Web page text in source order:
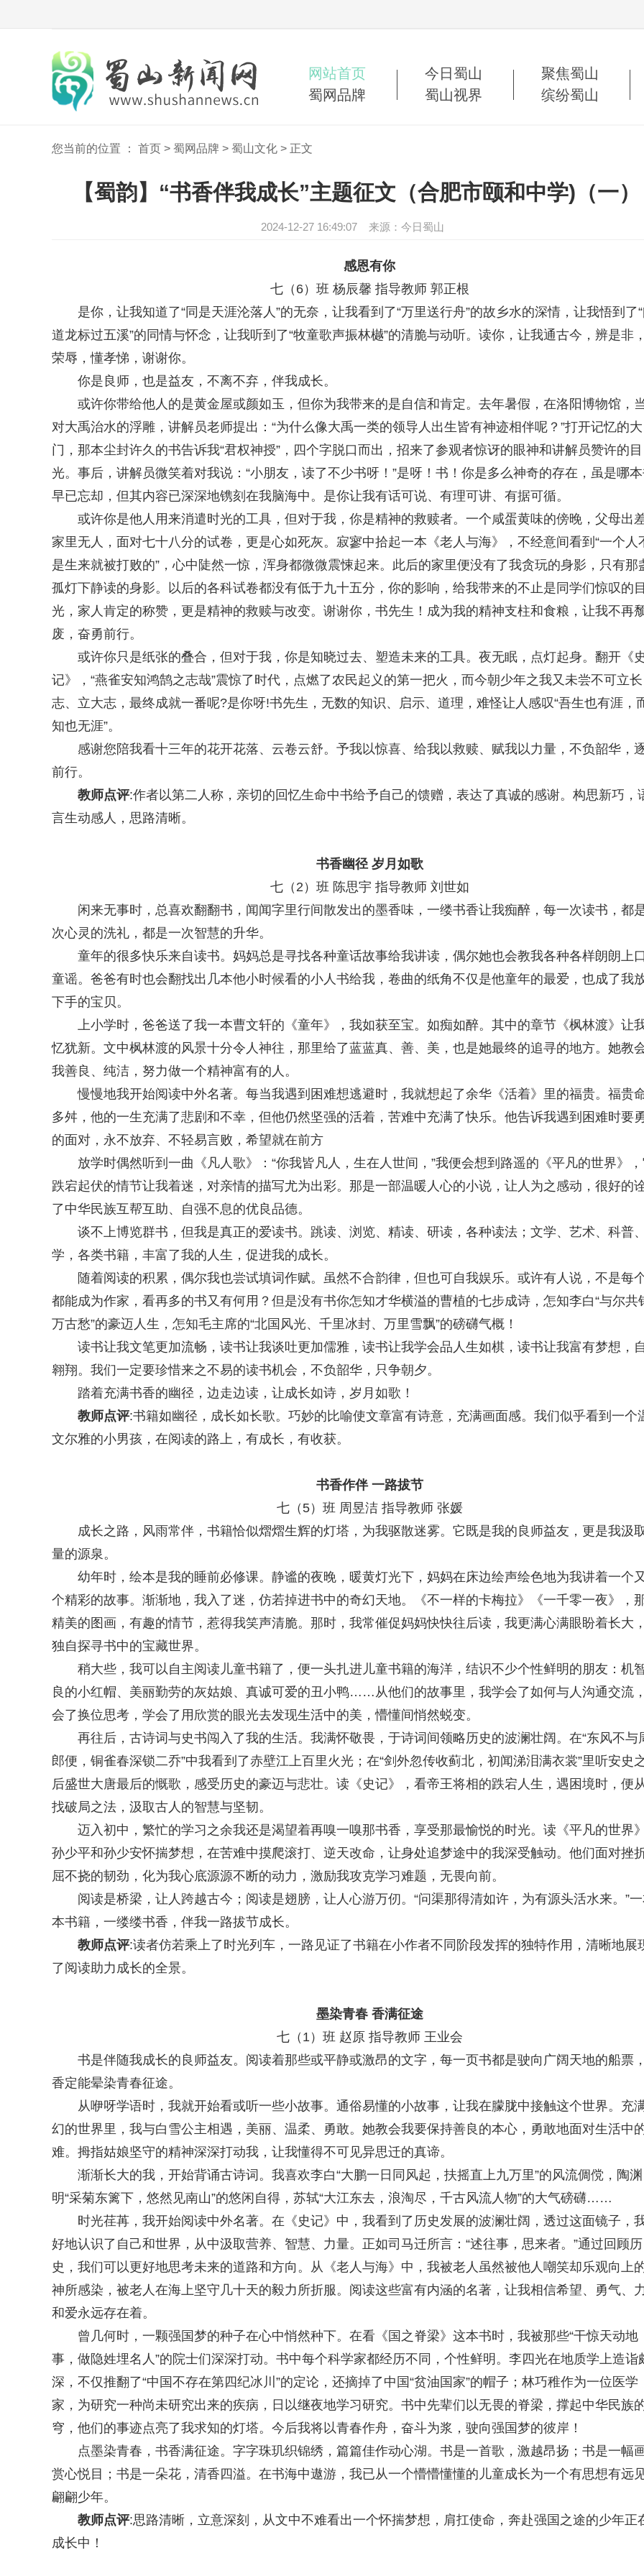
网站首页 今日蜀山 聚焦蜀山
蜀网品牌
蜀山视界 缤纷蜀山
您当前的位置 ： 首页 > 蜀网品牌 > 蜀山文化 > 正文
【蜀韵】“书香伴我成长”主题征文（合肥市颐和中学)（一）
2024-12-27 16:49:07 来源：今日蜀山
感恩有你
七（6）班 杨辰馨 指导教师 郭正根
是你，让我知道了“同是天涯沦落人”的无奈，让我看到了“万里送行舟”的故乡水的深情，让我悟到了“
道龙标过五溪”的同情与怀念，让我听到了“牧童歌声振林樾”的清脆与动听。读你，让我通古今，辨是非
荣辱，懂孝悌，谢谢你。
你是良师，也是益友，不离不弃，伴我成长。
或许你带给他人的是黄金屋或颜如玉，但你为我带来的是自信和肯定。去年暑假，在洛阳博物馆，
对大禹治水的浮雕，讲解员老师提出：“为什么像大禹一类的领导人出生皆有神迹相伴呢？”打开记忆的大
门，那本尘封许久的书告诉我“君权神授”，四个字脱口而出，招来了参观者惊讶的眼神和讲解员赞许的目
光。事后，讲解员微笑着对我说：“小朋友，读了不少书呀！”是呀！书！你是多么神奇的存在，虽是哪
早已忘却，但其内容已深深地镌刻在我脑海中。是你让我有话可说、有理可讲、有据可循。
或许你是他人用来消遣时光的工具，但对于我，你是精神的救赎者。一个咸蛋黄味的傍晚，父母出差
家里无人，面对七十八分的试卷，更是心如死灰。寂寥中拾起一本《老人与海》，不经意间看到“一个人
是生来就被打败的”，心中陡然一惊，浑身都微微震悚起来。此后的家里便没有了我贪玩的身影，只有那
孤灯下静读的身影。以后的各科试卷都没有低于九十五分，你的影响，给我带来的不止是同学们惊叹的目
光，家人肯定的称赞，更是精神的救赎与改变。谢谢你，书先生！成为我的精神支柱和食粮，让我不再
废，奋勇前行。
或许你只是纸张的叠合，但对于我，你是知晓过去、塑造未来的工具。夜无眠，点灯起身。翻开《史
记》，“燕雀安知鸿鹄之志哉”震惊了时代，点燃了农民起义的第一把火，而今朝少年之我又未尝不可立长
志、立大志，最终成就一番呢?是你呀!书先生，无数的知识、启示、道理，难怪让人感叹“吾生也有涯，
知也无涯”。
感谢您陪我看十三年的花开花落、云卷云舒。予我以惊喜、给我以救赎、赋我以力量，不负韶华，
前行。
教师点评:作者以第二人称，亲切的回忆生命中书给予自己的馈赠，表达了真诚的感谢。构思新巧，
言生动感人，思路清晰。
书香幽径 岁月如歌
七（2）班 陈思宇 指导教师 刘世如
闲来无事时，总喜欢翻翻书，闻闻字里行间散发出的墨香味，一缕书香让我痴醉，每一次读书，都
次心灵的洗礼，都是一次智慧的升华。
童年的很多快乐来自读书。妈妈总是寻找各种童话故事给我讲读，偶尔她也会教我各种各样朗朗上
童谣。爸爸有时也会翻找出几本他小时候看的小人书给我，卷曲的纸角不仅是他童年的最爱，也成了我
下手的宝贝。
上小学时，爸爸送了我一本曹文轩的《童年》，我如获至宝。如痴如醉。其中的章节《枫林渡》让
忆犹新。文中枫林渡的风景十分令人神往，那里给了蓝蓝真、善、美，也是她最终的追寻的地方。她教
我善良、纯洁，努力做一个精神富有的人。
慢慢地我开始阅读中外名著。每当我遇到困难想逃避时，我就想起了余华《活着》里的福贵。福贵
多舛，他的一生充满了悲剧和不幸，但他仍然坚强的活着，苦难中充满了快乐。他告诉我遇到困难时要
的面对，永不放弃、不轻易言败，希望就在前方
放学时偶然听到一曲《凡人歌》：“你我皆凡人，生在人世间，”我便会想到路遥的《平凡的世界》，
跌宕起伏的情节让我着迷，对亲情的描写尤为出彩。那是一部温暖人心的小说，让人为之感动，很好的
了中华民族互帮互助、自强不息的优良品德。
谈不上博览群书，但我是真正的爱读书。跳读、浏览、精读、研读，各种读法；文学、艺术、科普
学，各类书籍，丰富了我的人生，促进我的成长。
随着阅读的积累，偶尔我也尝试填词作赋。虽然不合韵律，但也可自我娱乐。或许有人说，不是每
都能成为作家，看再多的书又有何用？但是没有书你怎知才华横溢的曹植的七步成诗，怎知李白“与尔共
万古愁”的豪迈人生，怎知毛主席的“北国风光、千里冰封、万里雪飘”的磅礴气概！
读书让我文笔更加流畅，读书让我谈吐更加儒雅，读书让我学会品人生如棋，读书让我富有梦想，
翱翔。我们一定要珍惜来之不易的读书机会，不负韶华，只争朝夕。
踏着充满书香的幽径，边走边读，让成长如诗，岁月如歌！
教师点评:书籍如幽径，成长如长歌。巧妙的比喻使文章富有诗意，充满画面感。我们似乎看到一个
文尔雅的小男孩，在阅读的路上，有成长，有收获。
书香作伴 一路拔节
七（5）班 周昱洁 指导教师 张媛
成长之路，风雨常伴，书籍恰似熠熠生辉的灯塔，为我驱散迷雾。它既是我的良师益友，更是我汲
量的源泉。
幼年时，绘本是我的睡前必修课。静谧的夜晚，暖黄灯光下，妈妈在床边绘声绘色地为我讲着一个
个精彩的故事。渐渐地，我入了迷，仿若掉进书中的奇幻天地。《不一样的卡梅拉》《一千零一夜》，
精美的图画，有趣的情节，惹得我笑声清脆。那时，我常催促妈妈快快往后读，我更满心满眼盼着长大
独自探寻书中的宝藏世界。
稍大些，我可以自主阅读儿童书籍了，便一头扎进儿童书籍的海洋，结识不少个性鲜明的朋友：机
良的小红帽、美丽勤劳的灰姑娘、真诚可爱的丑小鸭……从他们的故事里，我学会了如何与人沟通交流
会了换位思考，学会了用欣赏的眼光去发现生活中的美，懵懂间悄然蜕变。
再往后，古诗词与史书闯入了我的生活。我满怀敬畏，于诗词间领略历史的波澜壮阔。在“东风不与
郎便，铜雀春深锁二乔”中我看到了赤壁江上百里火光；在“剑外忽传收蓟北，初闻涕泪满衣裳”里听安史
后盛世大唐最后的慨歌，感受历史的豪迈与悲壮。读《史记》，看帝王将相的跌宕人生，遇困境时，便
找破局之法，汲取古人的智慧与坚韧。
迈入初中，繁忙的学习之余我还是渴望着再嗅一嗅那书香，享受那最愉悦的时光。读《平凡的世界》
孙少平和孙少安怀揣梦想，在苦难中摸爬滚打、逆天改命，让身处追梦途中的我深受触动。他们面对挫
屈不挠的韧劲，化为我心底源源不断的动力，激励我攻克学习难题，无畏向前。
阅读是桥梁，让人跨越古今；阅读是翅膀，让人心游万仞。“问渠那得清如许，为有源头活水来。”
本书籍，一缕缕书香，伴我一路拔节成长。
教师点评:读者仿若乘上了时光列车，一路见证了书籍在小作者不同阶段发挥的独特作用，清晰地展
了阅读助力成长的全景。
墨染青春 香满征途
七（1）班 赵原 指导教师 王业会
书是伴随我成长的良师益友。阅读着那些或平静或激昂的文字，每一页书都是驶向广阔天地的船票
香定能晕染青春征途。
从咿呀学语时，我就开始看或听一些小故事。通俗易懂的小故事，让我在朦胧中接触这个世界。充
幻的世界里，我与白雪公主相遇，美丽、温柔、勇敢。她教会我要保持善良的本心，勇敢地面对生活中
难。拇指姑娘坚守的精神深深打动我，让我懂得不可见异思迁的真谛。
渐渐长大的我，开始背诵古诗词。我喜欢李白“大鹏一日同风起，扶摇直上九万里”的风流倜傥，陶渊
明“采菊东篱下，悠然见南山”的悠闲自得，苏轼“大江东去，浪淘尽，千古风流人物”的大气磅礴……
时光荏苒，我开始阅读中外名著。在《史记》中，我看到了历史发展的波澜壮阔，透过这面镜子，
好地认识了自己和世界，从中汲取营养、智慧、力量。正如司马迁所言：“述往事，思来者。”通过回顾历
史，我们可以更好地思考未来的道路和方向。从《老人与海》中，我被老人虽然被他人嘲笑却乐观向上
神所感染，被老人在海上坚守几十天的毅力所折服。阅读这些富有内涵的名著，让我相信希望、勇气、
和爱永远存在着。
曾几何时，一颗强国梦的种子在心中悄然种下。在看《国之脊梁》这本书时，我被那些“干惊天动地
事，做隐姓埋名人”的院士们深深打动。书中每个科学家都经历不同，个性鲜明。李四光在地质学上造诣
深，不仅推翻了“中国不存在第四纪冰川”的定论，还摘掉了中国“贫油国家”的帽子；林巧稚作为一位医学
家，为研究一种尚未研究出来的疾病，日以继夜地学习研究。书中先辈们以无畏的脊梁，撑起中华民族
穹，他们的事迹点亮了我求知的灯塔。今后我将以青春作舟，奋斗为浆，驶向强国梦的彼岸！
点墨染青春，书香满征途。字字珠玑织锦绣，篇篇佳作动心湖。书是一首歌，激越昂扬；书是一幅画
赏心悦目；书是一朵花，清香四溢。在书海中遨游，我已从一个懵懵懂懂的儿童成长为一个有思想有远
翩翩少年。
教师点评:思路清晰，立意深刻，从文中不难看出一个怀揣梦想，肩扛使命，奔赴强国之途的少年正
成长中！